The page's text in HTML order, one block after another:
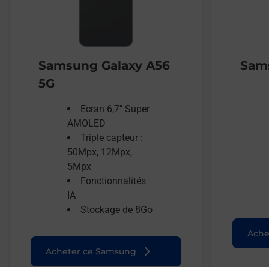
Samsung Galaxy A56
5G
Ecran 6,7’’ Super
AMOLED
Triple capteur :
50Mpx, 12Mpx,
5Mpx
Fonctionnalités
IA
Stockage de 8Go
Acheter ce Samsung